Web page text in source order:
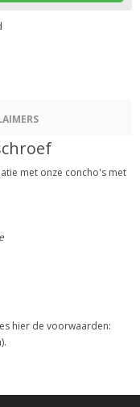
met onze concho's met
hier de voorwaarden: